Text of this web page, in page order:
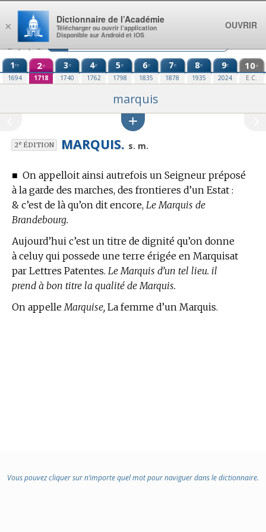
Aller au contenu
1re
1694
2e
1718
3e
1740
4e
1762
5e
1798
6e
1835
7e
1878
8e
1935
9e
2024
10e
E.C.
marquis
2eÉDITION MARQUIS. s. m.
■ On appelloit ainsi autrefois un Seigneur préposé
à la garde des marches, des frontieres d’un Estat :
& c’est de là qu’on dit encore, Le Marquis de
Brandebourg.
Aujourd’hui c’est un titre de dignité qu’on donne
à celuy qui possede une terre érigée en Marquisat
par Lettres Patentes. Le Marquis d’un tel lieu. il
prend à bon titre la qualité de Marquis.
On appelle Marquise, La femme d’un Marquis.
Vous pouvez cliquer sur n’importe quel mot pour naviguer dans le dictionnaire.
×
Dictionnaire de l’Académie
Télécharger ou ouvrir l’application
Disponible sur Android et iOS
OUVRIR